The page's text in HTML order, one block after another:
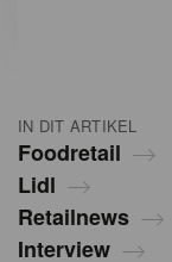
IN DIT ARTIKEL
Foodretail
Lidl
Retailnews
Interview